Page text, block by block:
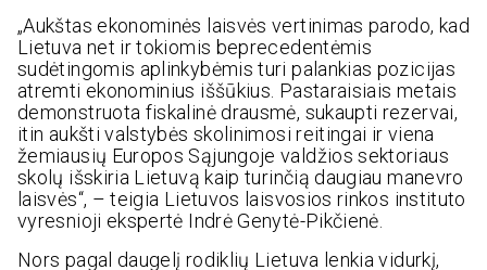
„Aukštas ekonominės laisvės vertinimas parodo, kad
Lietuva net ir tokiomis beprecedentėmis
sudėtingomis aplinkybėmis turi palankias pozicijas
atremti ekonominius iššūkius. Pastaraisiais metais
demonstruota fiskalinė drausmė, sukaupti rezervai,
itin aukšti valstybės skolinimosi reitingai ir viena
žemiausių Europos Sąjungoje valdžios sektoriaus
skolų išskiria Lietuvą kaip turinčią daugiau manevro
laisvės“, – teigia Lietuvos laisvosios rinkos instituto
vyresnioji ekspertė Indrė Genytė-Pikčienė.
Nors pagal daugelį rodiklių Lietuva lenkia vidurkį,